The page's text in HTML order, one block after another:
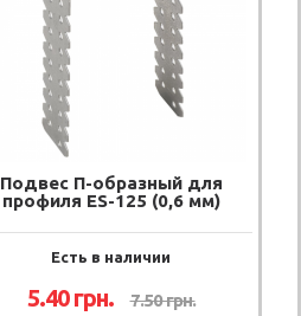
Подвес П-образный для
профиля ES-125 (0,6 мм)
Есть в наличии
5.40грн. 7.50грн.